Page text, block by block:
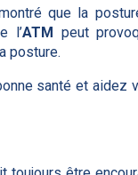
que la
l’ATM peut
posture.
santé et